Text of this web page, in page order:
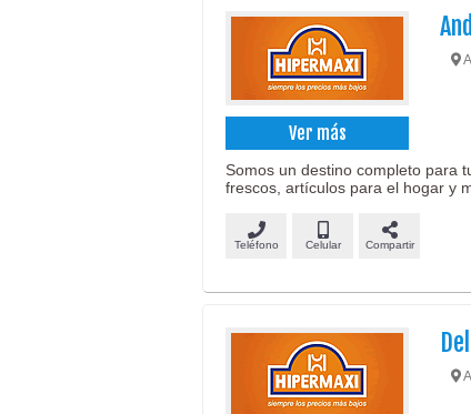
Ver más
Somos un destino completo para
frescos, artículos para el hogar y
Teléfono Celular Compartir